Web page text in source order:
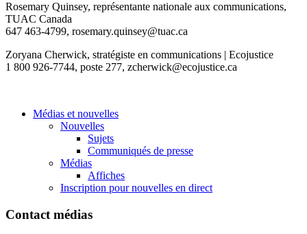
Rosemary Quinsey, représentante nationale aux communications,
TUAC Canada
647 463-4799, rosemary.quinsey@tuac.ca
Zoryana Cherwick, stratégiste en communications | Ecojustice
1 800 926-7744, poste 277, zcherwick@ecojustice.ca
Médias et nouvelles
Nouvelles
Sujets
Communiqués de presse
Médias
Affiches
Inscription pour nouvelles en direct
Contact médias